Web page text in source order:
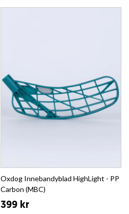
Oxdog Innebandyblad HighLight - PP
Carbon (MBC)
399 kr